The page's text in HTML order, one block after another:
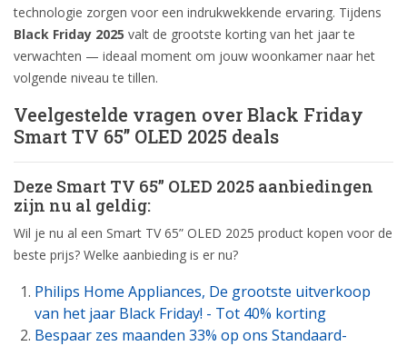
technologie zorgen voor een indrukwekkende ervaring. Tijdens
Black Friday 2025 valt de grootste korting van het jaar te
verwachten — ideaal moment om jouw woonkamer naar het
volgende niveau te tillen.
Veelgestelde vragen over Black Friday
Smart TV 65” OLED 2025 deals
Deze Smart TV 65” OLED 2025 aanbiedingen
zijn nu al geldig:
Wil je nu al een Smart TV 65” OLED 2025 product kopen voor de
beste prijs? Welke aanbieding is er nu?
Philips Home Appliances, De grootste uitverkoop
van het jaar Black Friday! - Tot 40% korting
Bespaar zes maanden 33% op ons Standaard-